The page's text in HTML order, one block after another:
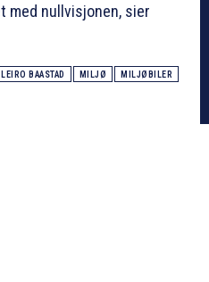
med nullvisjonen, sier
BAASTAD MILJØ MILJØBILER